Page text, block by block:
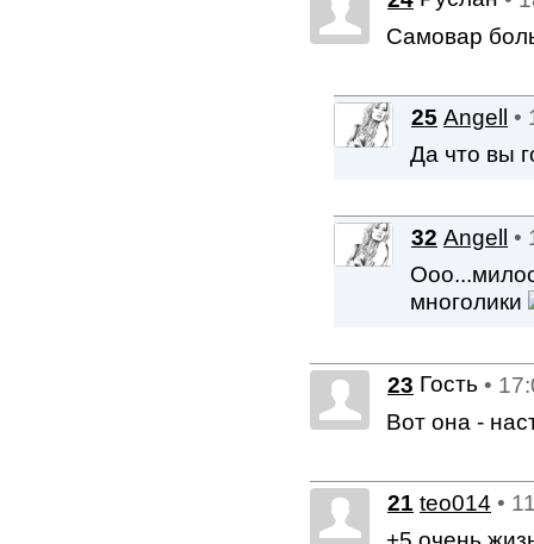
Самовар
25 Angell •
Да что вы
32 Angell •
многолики
23 Гость •
Вот она -
21 teo014 •